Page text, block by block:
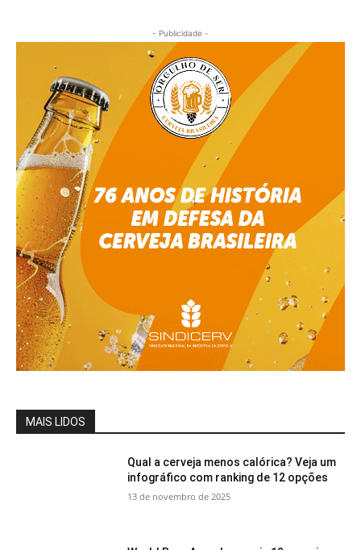
- Publicidade -
MAIS LIDOS
Qual a cerveja menos calórica? Veja um
infográfico com ranking de 12 opções
13 de novembro de 2025